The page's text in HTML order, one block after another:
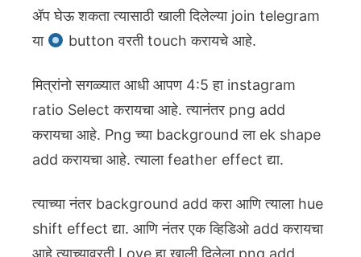
ॲप घेऊ शकता त्यासाठी खाली दिलेल्या join telegram
या
button वरती touch करायचे आहे.
मित्रांनो सगळ्यात आधी आपण 4:5 हा instagram
ratio Select करायचा आहे. त्यानंतर png add
करायचा आहे. Png च्या background ला ek shape
add करायचा आहे. त्याला feather effect द्या.
त्याच्या नंतर background add करा आणि त्याला hue
shift effect द्या. आणि नंतर एक व्हिडिओ add करायचा
आहे त्याच्यावरती Love हा खाली दिलेला png add